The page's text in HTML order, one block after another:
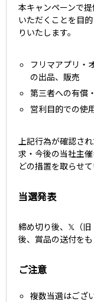
本キャンペーンで
いただくことを目
りいたします。
フリマアプリ・
の出品、販売
第三者への有償
営利目的での使
上記行為が確認さ
求・今後の当社主
どの措置を取らせ
当選発表
締め切り後、 𝕏（旧
後、賞品の送付をも
ご注意
複数当選はござ